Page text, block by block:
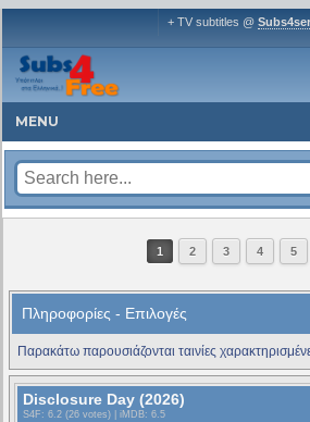
+ TV subtitles @
MENU
1 2 3 4 5
Πληροφορίες - Επιλογές
Παρακάτω παρουσιάζονται ταινίες
Disclosure Day (2026)
S4F : 6.2 (26 votes) | iMDB: 6.5